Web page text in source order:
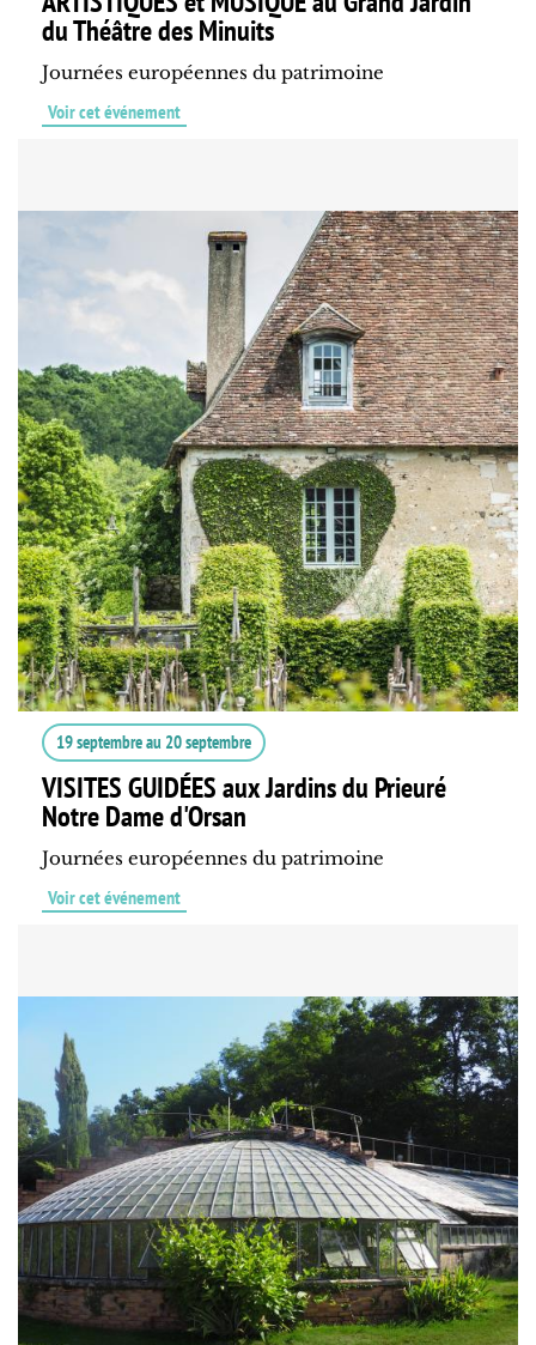
du Théâtre des Minuits
Journées européennes du patrimoine
Voir cet événement
19 septembreau 20 septembre
VISITES GUIDÉES aux Jardins du Prieuré
Notre Dame d'Orsan
Journées européennes du patrimoine
Voir cet événement